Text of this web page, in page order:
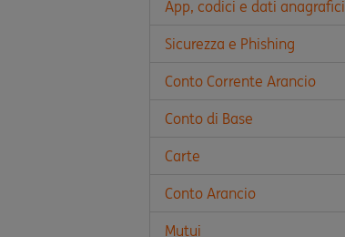
App, codici e dati anagrafici
Sicurezza e Phishing
Conto Corrente Arancio
Conto di Base
Carte
Conto Arancio
Mutui